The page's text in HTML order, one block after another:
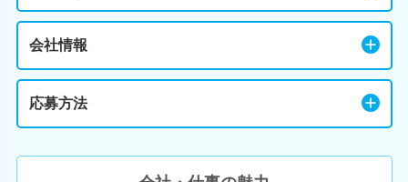
会社情報
応募方法